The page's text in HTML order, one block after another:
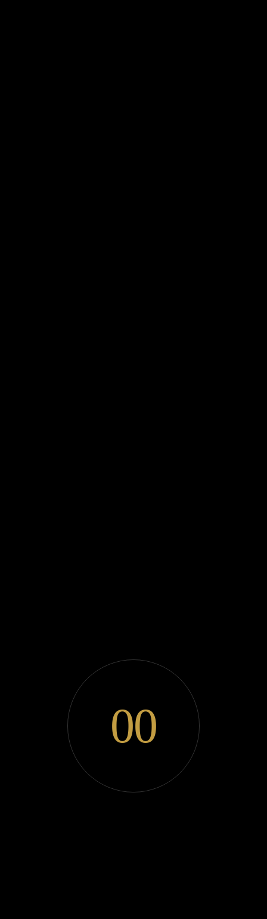
00
SASKIASCHW
ENDER
Stärken Sie Körper und Geist mit maßgeschneidertem PAD Training
(Personality / Ability / Dynamic) in Erding.